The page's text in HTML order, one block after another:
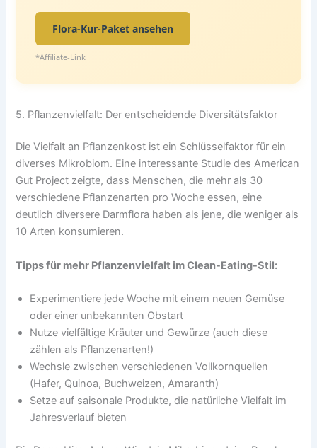
Flora-Kur-Paket ansehen
*Affiliate-Link
5. Pflanzenvielfalt: Der entscheidende Diversitätsfaktor
Die Vielfalt an Pflanzenkost ist ein Schlüsselfaktor für ein
diverses Mikrobiom. Eine interessante Studie des American
Gut Project zeigte, dass Menschen, die mehr als 30
verschiedene Pflanzenarten pro Woche essen, eine
deutlich diversere Darmflora haben als jene, die weniger als
10 Arten konsumieren.
Tipps für mehr Pflanzenvielfalt im Clean-Eating-Stil:
Experimentiere jede Woche mit einem neuen Gemüse
oder einer unbekannten Obstart
Nutze vielfältige Kräuter und Gewürze (auch diese
zählen als Pflanzenarten!)
Wechsle zwischen verschiedenen Vollkornquellen
(Hafer, Quinoa, Buchweizen, Amaranth)
Setze auf saisonale Produkte, die natürliche Vielfalt im
Jahresverlauf bieten